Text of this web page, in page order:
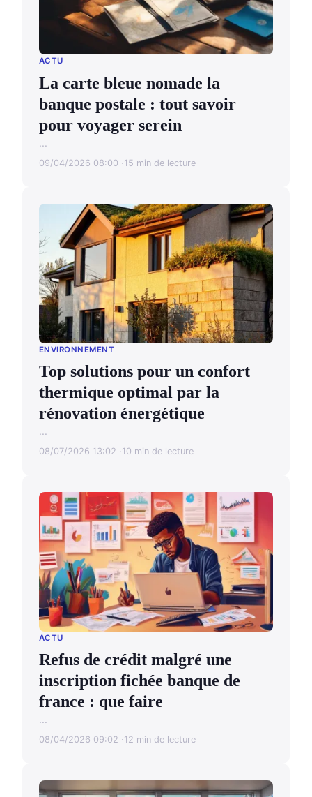
ACTU
La carte bleue nomade la
banque postale : tout savoir
pour voyager serein
...
09/04/2026 08:00 15 min de lecture
ENVIRONNEMENT
Top solutions pour un confort
thermique optimal par la
rénovation énergétique
...
08/07/2026 13:02 10 min de lecture
ACTU
Refus de crédit malgré une
inscription fichée banque de
france : que faire
...
08/04/2026 09:02 12 min de lecture